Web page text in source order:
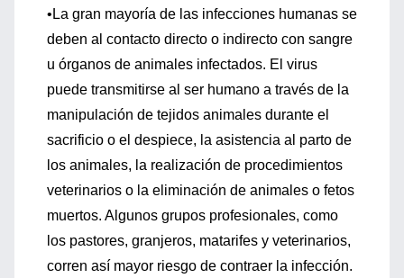
•La gran mayoría de las infecciones humanas se
deben al contacto directo o indirecto con sangre
u órganos de animales infectados. El virus
puede transmitirse al ser humano a través de la
manipulación de tejidos animales durante el
sacrificio o el despiece, la asistencia al parto de
los animales, la realización de procedimientos
veterinarios o la eliminación de animales o fetos
muertos. Algunos grupos profesionales, como
los pastores, granjeros, matarifes y veterinarios,
corren así mayor riesgo de contraer la infección.